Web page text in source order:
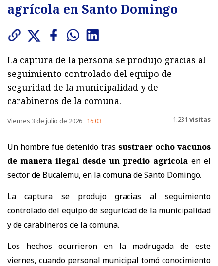
agrícola en Santo Domingo
La captura de la persona se produjo gracias al
seguimiento controlado del equipo de
seguridad de la municipalidad y de
carabineros de la comuna.
Viernes 3 de julio de 2026 16:03 1.231 visitas
Un hombre fue detenido tras sustraer ocho vacunos
de manera ilegal desde un predio agrícola en el
sector de Bucalemu, en la comuna de Santo Domingo.
La captura se produjo gracias al seguimiento
controlado del equipo de seguridad de la municipalidad
y de carabineros de la comuna.
Los hechos ocurrieron en la madrugada de este
viernes, cuando personal municipal tomó conocimiento